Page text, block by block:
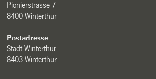
Pionierstrasse 7
8400 Winterthur
Postadresse
Stadt Winterthur
8403 Winterthur